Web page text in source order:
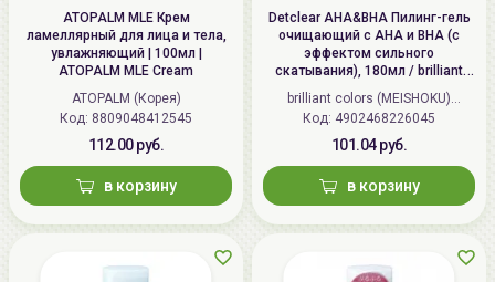
ATOPALM MLE Крем
ламеллярный для лица и тела,
увлажняющий | 100мл |
ATOPALM MLE Cream
ATOPALM (Корея)
Код: 8809048412545
112.00 руб.
в корзину
Detclear AHA&BHA Пилинг-гель
очищающий с AHA и BHA (с
эффектом сильного
скатывания), 180мл / brilliant
colors (MEISHOKU) Detclear
Bright&Peel AHA&BHA Fruits
Peeling Jelly
brilliant colors (MEISHOKU)
(Япония)
Код: 4902468226045
101.04 руб.
в корзину